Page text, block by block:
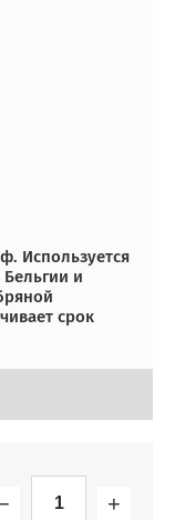
Используется
и
срок
+